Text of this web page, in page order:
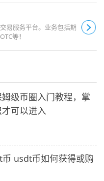
易服务平台。业务包括期
等！
级币圈入门教程，掌
可以进入
usdt币如何获得或购